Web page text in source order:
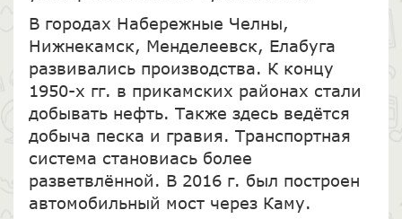
В городах Набережные Челны,
Нижнекамск, Менделеевск, Елабуга
развивались производства. К концу
1950-х гг. в прикамских районах стали
добывать нефть. Также здесь ведётся
добыча песка и гравия. Транспортная
система становиась более
разветвлённой. В 2016 г. был построен
автомобильный мост через Каму.